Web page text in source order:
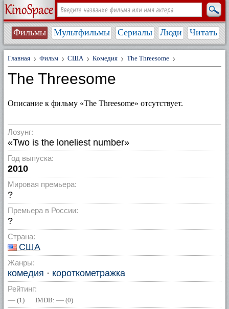
Фильмы Мультфильмы Сериалы Люди Читать
Главная Фильм США Комедия The Threesome
The Threesome
Описание к фильму «The Threesome» отсутствует.
Лозунг:
«Two is the loneliest number»
Год выпуска:
2010
Мировая премьера:
?
Премьера в России:
?
Страна:
США
Жанры:
комедия · короткометражка
Рейтинг:
— (1) IMDB: — (0)